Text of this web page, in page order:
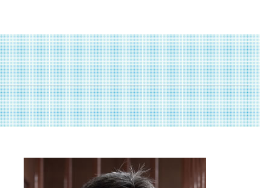
国 創業補助金
助成金 とは
事業承継補助金 とは
補助金 交付申請書 とは
小規模事業者持続化補助金 とは
ものづくり補助金
創業 助成金 とは
地域雇用開発助成金 とは
補助金 種類
経営革新等支援機関 神奈川県 税理士
不動産 埼玉県 相談
不動産 横須賀市 税理士
補助金申請 埼玉県 相談
助成金申請 横浜市 税理士
資金調達 横須賀市 相談
事業承継 神奈川県 相談
起業支援 東京都 相談
起業支援 横浜市 税理士